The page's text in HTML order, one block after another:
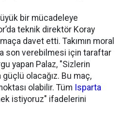
bir mücadeleye
teknik direktör Koray
davet etti. Takımın moral
son verebilmesi için taraftar
yapan Palaz, "Sizlerin
olacağız. Bu maç,
olabilir. Tüm Isparta
istiyoruz" ifadelerini